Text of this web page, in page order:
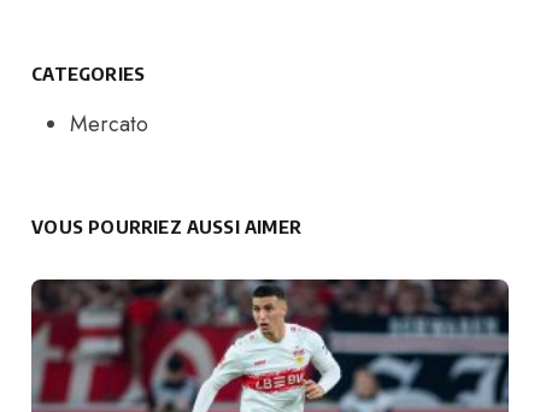
CATEGORIES
Mercato
VOUS POURRIEZ AUSSI AIMER